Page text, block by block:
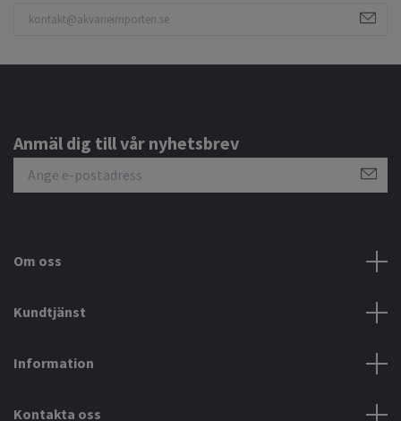
Anmäl dig till vår nyhetsbrev
Om oss
Kundtjänst
Information
Kontakta oss